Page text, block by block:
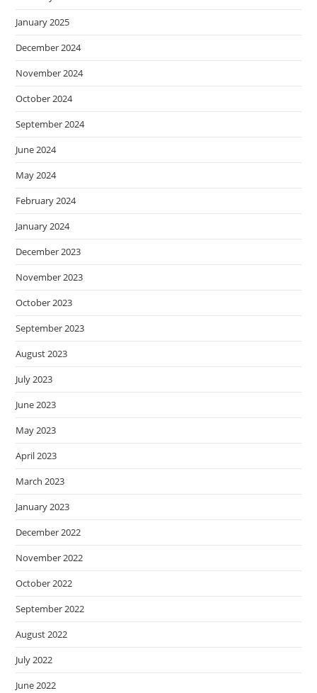
January 2025
December 2024
November 2024
October 2024
September 2024
June 2024
May 2024
February 2024
January 2024
December 2023
November 2023
October 2023
September 2023
August 2023
July 2023
June 2023
May 2023
April 2023
March 2023
January 2023
December 2022
November 2022
October 2022
September 2022
August 2022
July 2022
June 2022